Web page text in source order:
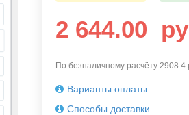
2 644.00
По безналичному расчёту
Варианты оплаты
Способы доставки